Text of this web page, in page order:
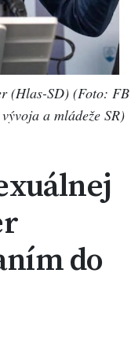
(Hlas-SD) (Foto: FB
a mládeže SR)
do